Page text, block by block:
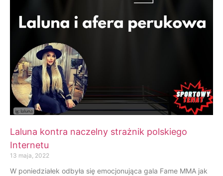
Laluna kontra naczelny strażnik polskiego
Internetu
13 maja, 2022
W poniedziałek odbyła się emocjonująca gala Fame MMA jak